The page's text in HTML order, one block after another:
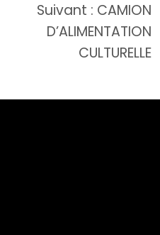
Suivant : CAMION
D’ALIMENTATION
CULTURELLE